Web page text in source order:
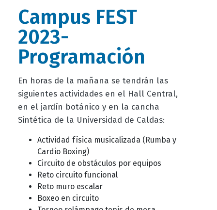
Campus FEST
2023-
Programación
En horas de la mañana se tendrán las
siguientes actividades en el Hall Central,
en el jardín botánico y en la cancha
Sintética de la Universidad de Caldas:
Actividad física musicalizada (Rumba y
Cardio Boxing)
Circuito de obstáculos por equipos
Reto circuito funcional
Reto muro escalar
Boxeo en circuito